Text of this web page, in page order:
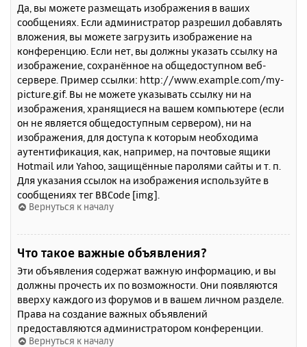
Да, вы можете размещать изображения в ваших
сообщениях. Если администратор разрешил добавлять
вложения, вы можете загрузить изображение на
конференцию. Если нет, вы должны указать ссылку на
изображение, сохранённое на общедоступном веб-
сервере. Пример ссылки: http://www.example.com/my-
picture.gif. Вы не можете указывать ссылку ни на
изображения, хранящиеся на вашем компьютере (если
он не является общедоступным сервером), ни на
изображения, для доступа к которым необходима
аутентификация, как, например, на почтовые ящики
Hotmail или Yahoo, защищённые паролями сайты и т. п.
Для указания ссылок на изображения используйте в
сообщениях тег BBCode [img].
Вернуться к началу
Что такое важные объявления?
Эти объявления содержат важную информацию, и вы
должны прочесть их по возможности. Они появляются
вверху каждого из форумов и в вашем личном разделе.
Права на создание важных объявлений
предоставляются администратором конференции.
Вернуться к началу